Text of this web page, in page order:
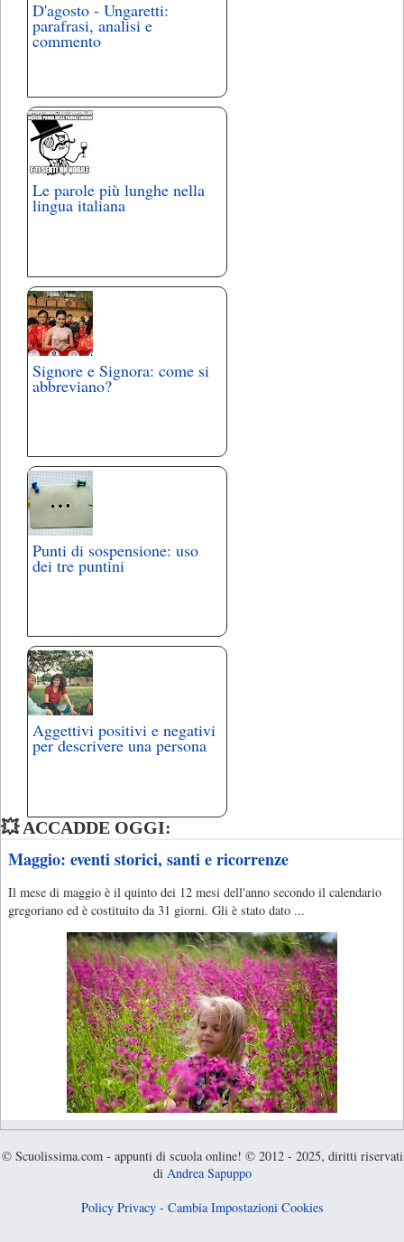
D'agosto - Ungaretti:
parafrasi, analisi e
commento
Le parole più lunghe nella
lingua italiana
Signore e Signora: come si
abbreviano?
Punti di sospensione: uso
dei tre puntini
Aggettivi positivi e negativi
per descrivere una persona
💥 ACCADDE OGGI:
Maggio: eventi storici, santi e ricorrenze
Il mese di maggio è il quinto dei 12 mesi dell'anno secondo il calendario
gregoriano ed è costituito da 31 giorni. Gli è stato dato ...
© Scuolissima.com - appunti di scuola online! © 2012 - 2025, diritti riservati
di Andrea Sapuppo
Policy Privacy- Cambia Impostazioni Cookies